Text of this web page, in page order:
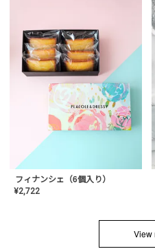
フィナンシェ（6個入り）
¥2,722
View